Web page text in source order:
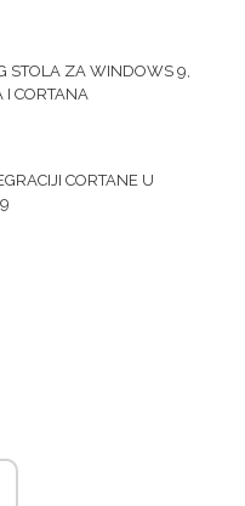
STOLA ZA WINDOWS 9,
I CORTANA
CORTANE U